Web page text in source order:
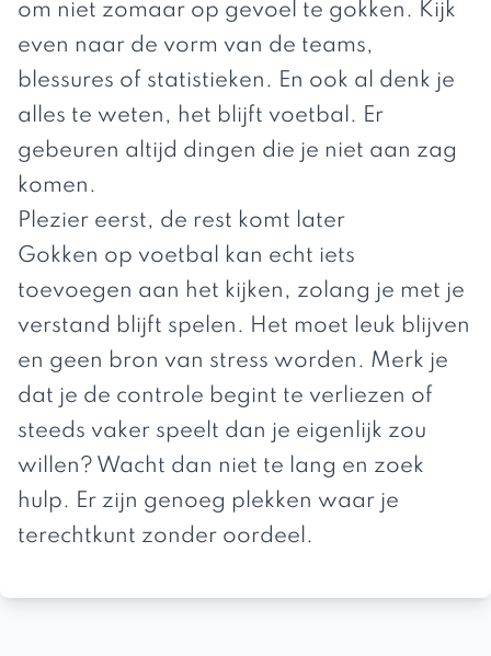
om niet zomaar op gevoel te gokken. Kijk
even naar de vorm van de teams,
blessures of statistieken. En ook al denk je
alles te weten, het blijft voetbal. Er
gebeuren altijd dingen die je niet aan zag
komen.
Plezier eerst, de rest komt later
Gokken op voetbal kan echt iets
toevoegen aan het kijken, zolang je met je
verstand blijft spelen. Het moet leuk blijven
en geen bron van stress worden. Merk je
dat je de controle begint te verliezen of
steeds vaker speelt dan je eigenlijk zou
willen? Wacht dan niet te lang en zoek
hulp. Er zijn genoeg plekken waar je
terechtkunt zonder oordeel.